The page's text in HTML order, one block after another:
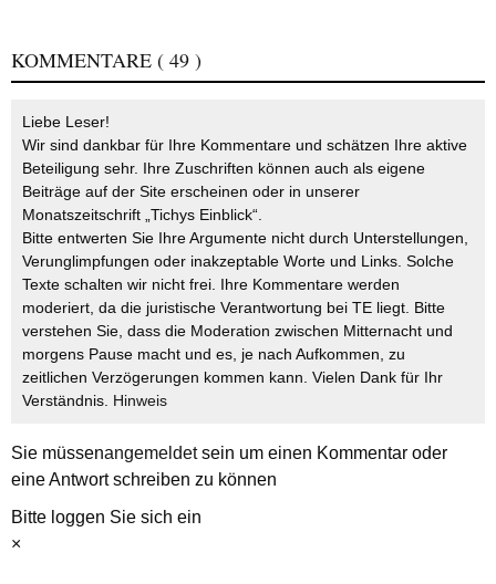
KOMMENTARE ( 49 )
Liebe Leser!
Wir sind dankbar für Ihre Kommentare und schätzen Ihre aktive
Beteiligung sehr. Ihre Zuschriften können auch als eigene
Beiträge auf der Site erscheinen oder in unserer
Monatszeitschrift „Tichys Einblick“.
Bitte entwerten Sie Ihre Argumente nicht durch Unterstellungen,
Verunglimpfungen oder inakzeptable Worte und Links. Solche
Texte schalten wir nicht frei. Ihre Kommentare werden
moderiert, da die juristische Verantwortung bei TE liegt. Bitte
verstehen Sie, dass die Moderation zwischen Mitternacht und
morgens Pause macht und es, je nach Aufkommen, zu
zeitlichen Verzögerungen kommen kann. Vielen Dank für Ihr
Verständnis. Hinweis
Sie müssenangemeldetsein um einen Kommentar oder
eine Antwort schreiben zu können
Bitte loggen Sie sich ein
×